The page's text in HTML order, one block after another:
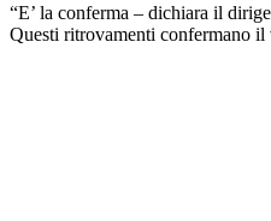
“E’ la conferma – dichiara il
Questi ritrovamenti confermano